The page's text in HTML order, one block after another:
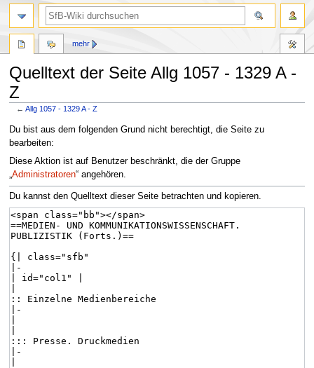
Quelltext der Seite Allg 1057 - 1329 A -
Z
←Allg 1057 - 1329 A - Z
Zur
Navigation
springen
Zur
Suche
springen
Du bist aus dem folgenden Grund nicht berechtigt, die Seite zu
bearbeiten:
Diese Aktion ist auf Benutzer beschränkt, die der Gruppe
Administratoren“ angehören.
Du kannst den Quelltext dieser Seite betrachten und kopieren.
mehr